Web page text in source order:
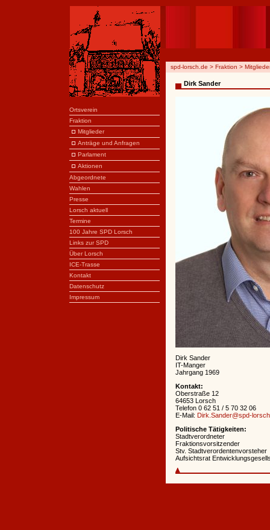
Ortsverein
Fraktion
Mitglieder
Anträge und Anfragen
Parlament
Aktionen
Abgeordnete
Wahlen
Presse
Lorsch aktuell
Termine
100 Jahre SPD Lorsch
Links zur SPD
Über Lorsch
ICE-Trasse
Kontakt
Datenschutz
Impressum
spd-lorsch.de > Fraktion >
Dirk Sander
Dirk Sander
IT-Manger
Jahrgang 1969
Kontakt:
Oberstraße 12
64653 Lorsch
Telefon 0 62 51 / 5 70 32 06
E-Mail: Dirk.Sander@spd-
Politische Tätigkeiten:
Stadtverordneter
Fraktionsvorsitzender
Stv. Stadtverordentenvorsteher
Aufsichtsrat